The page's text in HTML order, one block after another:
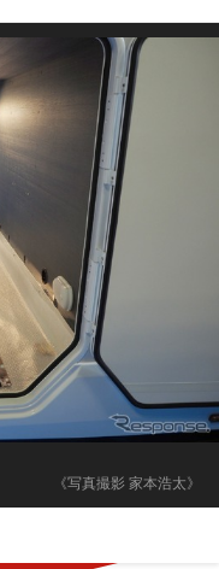
《写真撮影 家本浩太》